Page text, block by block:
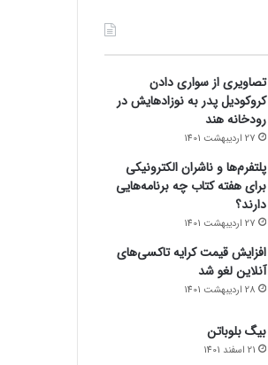
تصاویری از سواری دادن
کروکودیل پدر به نوزادهایش در
رودخانه هند
27 اردیبهشت 1401
پلتفرم‌ها و ناشران الکترونیکی
برای هفته کتاب چه برنامه‌هایی
دارند؟
27 اردیبهشت 1401
افزایش قیمت کرایه تاکسی‌های
آنلاین لغو شد
28 اردیبهشت 1401
بیگ بلوباتن
21 اسفند 1401